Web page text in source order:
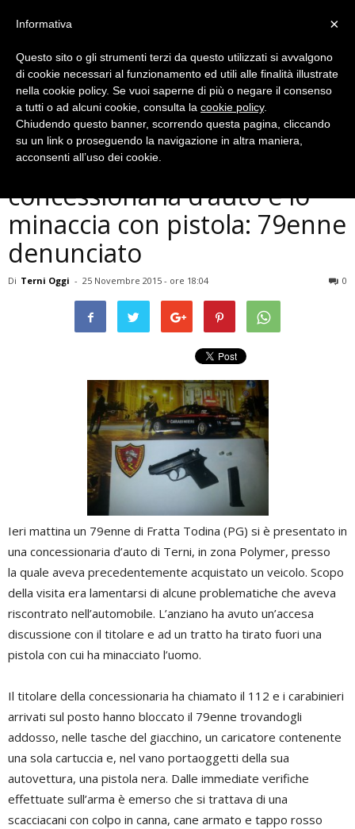
Cronaca
Terni, litiga con titolare
concessionaria d’auto e lo
minaccia con pistola: 79enne
denunciato
Di Terni Oggi - 25 Novembre 2015 - ore 18:04 0
Ieri mattina un 79enne di Fratta Todina (PG) si è presentato in
una concessionaria d’auto di Terni, in zona Polymer, presso
la quale aveva precedentemente acquistato un veicolo. Scopo
della visita era lamentarsi di alcune problematiche che aveva
riscontrato nell’automobile. L’anziano ha avuto un’accesa
discussione con il titolare e ad un tratto ha tirato fuori una
pistola con cui ha minacciato l’uomo.
Il titolare della concessionaria ha chiamato il 112 e i carabinieri
arrivati sul posto hanno bloccato il 79enne trovandogli
addosso, nelle tasche del giacchino, un caricatore contenente
una sola cartuccia e, nel vano portaoggetti della sua
autovettura, una pistola nera. Dalle immediate verifiche
effettuate sull’arma è emerso che si trattava di una
scacciacani con colpo in canna, cane armato e tappo rosso
×
Informativa
Questo sito o gli strumenti terzi da questo utilizzati si avvalgono
di cookie necessari al funzionamento ed utili alle finalità illustrate
nella cookie policy. Se vuoi saperne di più o negare il consenso
a tutti o ad alcuni cookie, consulta la cookie policy.
Chiudendo questo banner, scorrendo questa pagina, cliccando
su un link o proseguendo la navigazione in altra maniera,
acconsenti all’uso dei cookie.